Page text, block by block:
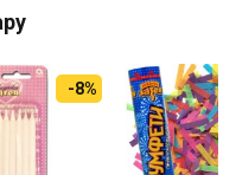
-8%